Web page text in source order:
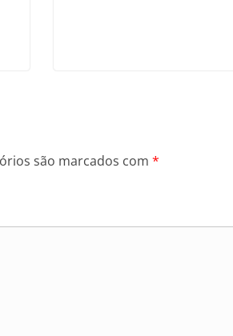
são marcados com *